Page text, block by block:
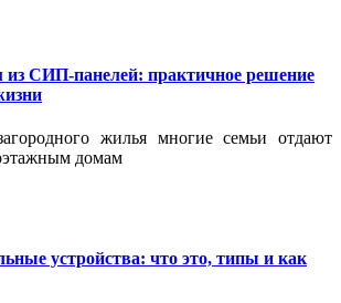
СИП-панелей: практичное решение
жилья многие семьи отдают
домам
устройства: что это, типы и как